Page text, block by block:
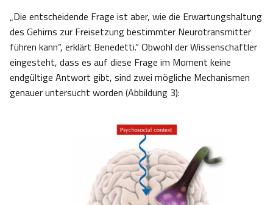
„Die entscheidende Frage ist aber, wie die Erwartungshaltung
des Gehirns zur Freisetzung bestimmter Neurotransmitter
führen kann“, erklärt Benedetti.“ Obwohl der Wissenschaftler
eingesteht, dass es auf diese Frage im Moment keine
endgültige Antwort gibt, sind zwei mögliche Mechanismen
genauer untersucht worden (Abbildung 3):